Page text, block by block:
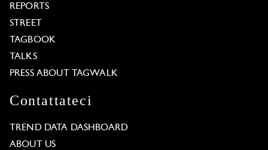
REPORTS
STREET
TAGBOOK
TALKS
PRESS ABOUT TAGWALK
Contattateci
TREND DATA DASHBOARD
ABOUT US